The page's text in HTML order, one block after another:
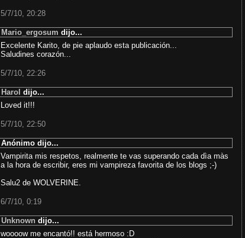
5/7/10, 20:28
Mario_ergosum dijo...
Excelente Karito, de pie aplaudo esta publicación...
Saludines corazón...
5/7/10, 22:26
Harol dijo...
Loved it!!!
5/7/10, 22:50
Anónimo dijo...
Vampirita mis respetos, realmente te vas superando cada dìa màs
a la hora de escribir, eres mi vampireza favorita de los blogs ;-)
Salu2 de WOLVERINE.
6/7/10, 0:19
Unknown dijo...
woooow me encantó!! está hermoso :D